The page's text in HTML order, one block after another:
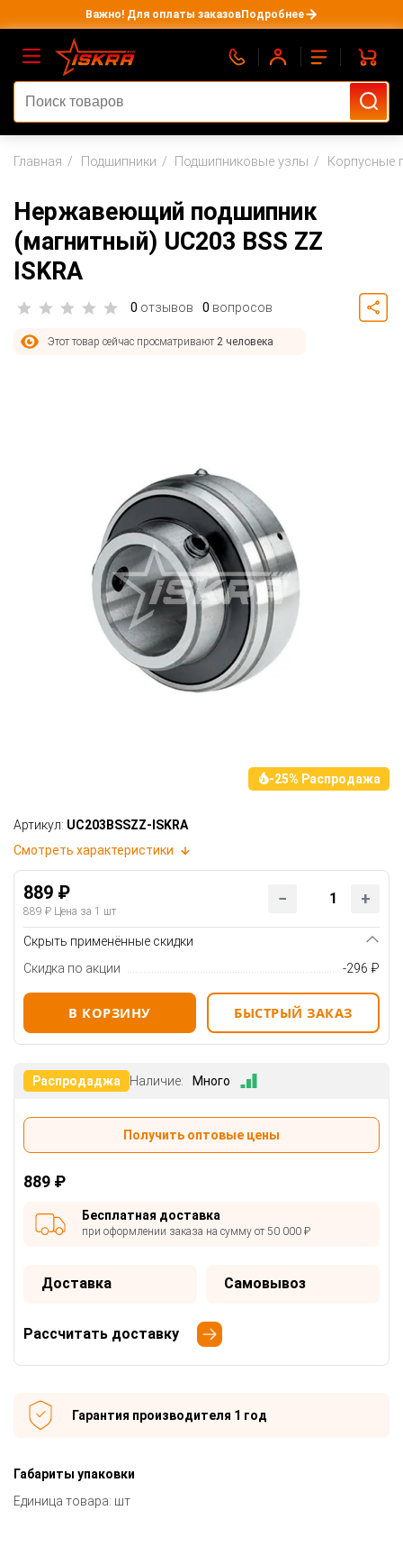
Важно! Для оплаты заказовПодробнее
Главная Подшипники Подшипниковые узлы Корпусные
Нержавеющий подшипник
(магнитный) UC203 BSS ZZ
ISKRA
0 отзывов 0 вопросов
Этот товар сейчас просматривают 2 человека
-25% Распродажа
Артикул: UC203BSSZZ-ISKRA
Смотреть характеристики
889 ₽
889 ₽ Цена за 1 шт
Скрыть применённые скидки
Скидка по акции
-296 ₽
В КОРЗИНУ БЫСТРЫЙ ЗАКАЗ
Распродаджа Наличие: Много
Получить оптовые цены
889 ₽
Бесплатная доставка
при оформлении заказа на сумму от 50 000 ₽
Доставка Самовывоз
Рассчитать доставку
Гарантия производителя 1 год
Габариты упаковки
Единица товара: шт